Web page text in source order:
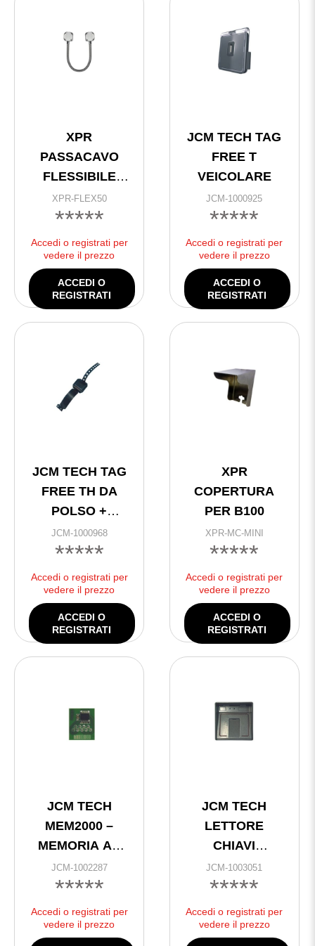
XPR
PASSACAVO
FLESSIBILE
ACCIAIO
ALLUMINIO
XPR-FLEX50
*****
Accedi o registrati per
vedere il prezzo
ACCEDI O
REGISTRATI
JCM TECH TAG
FREE T
VEICOLARE
JCM-1000925
*****
Accedi o registrati per
vedere il prezzo
ACCEDI O
REGISTRATI
JCM TECH TAG
FREE TH DA
POLSO +
CINTURINO @
JCM-1000968
*****
Accedi o registrati per
vedere il prezzo
ACCEDI O
REGISTRATI
XPR
COPERTURA
PER B100
XPR-MC-MINI
*****
Accedi o registrati per
vedere il prezzo
ACCEDI O
REGISTRATI
JCM TECH
MEM2000 –
MEMORIA AD
INNESTO DA
2000 CODICI
1000/2000
JCM-1002287
*****
Accedi o registrati per
vedere il prezzo
JCM TECH
LETTORE
CHIAVI
MAGNETICHE
JCM-1003051
*****
Accedi o registrati per
vedere il prezzo